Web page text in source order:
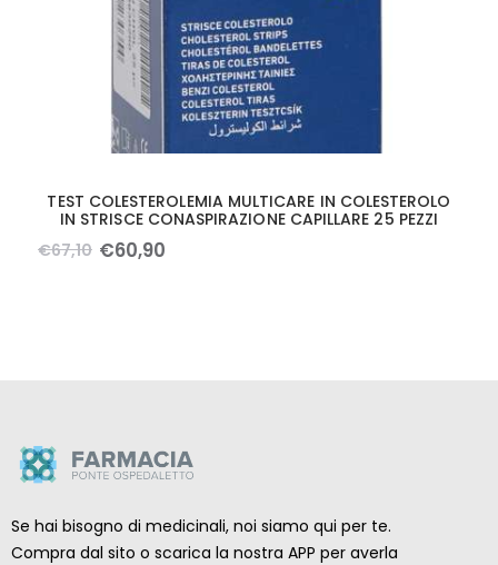
TEST COLESTEROLEMIA MULTICARE IN COLESTEROLO
IN STRISCE CONASPIRAZIONE CAPILLARE 25 PEZZI
€67,10 €60,90
Se hai bisogno di medicinali, noi siamo qui per te.
Compra dal sito o scarica la nostra APP per averla